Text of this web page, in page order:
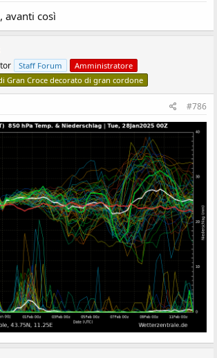
avanti così
Staff Forum
Amministratore
Gran Croce decorato di gran cordone
#786